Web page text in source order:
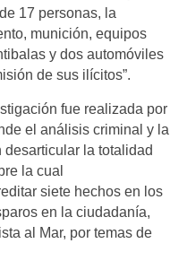
17 personas, la
munición, equipos
y dos automóviles
de sus ilícitos”.
fue realizada por
el análisis criminal y la
la totalidad
la cual
siete hechos en los
en la ciudadanía,
al Mar, por temas de